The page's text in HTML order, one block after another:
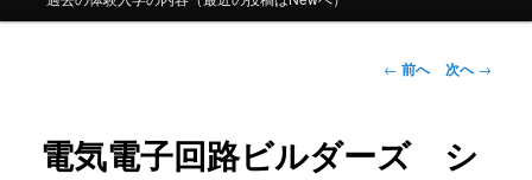
ュ
投
ゲ
← 前へ 次へ→
電気電子回路ビルダーズ シ